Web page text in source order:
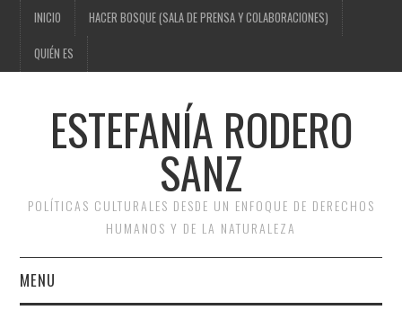
INICIO HACER BOSQUE (SALA DE PRENSA Y COLABORACIONES)
QUIÉN ES
ESTEFANÍA RODERO
SANZ
POLÍTICAS CULTURALES DESDE UN ENFOQUE DE DERECHOS
HUMANOS Y DE LA NATURALEZA
MENU